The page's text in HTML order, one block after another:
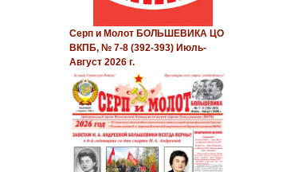
Серп и Молот БОЛЬШЕВИКА ЦО
ВКПБ, № 7-8 (392-393) Июль-
Август 2026 г.